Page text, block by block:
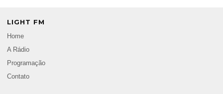
LIGHT FM
Home
A Rádio
Programação
Contato